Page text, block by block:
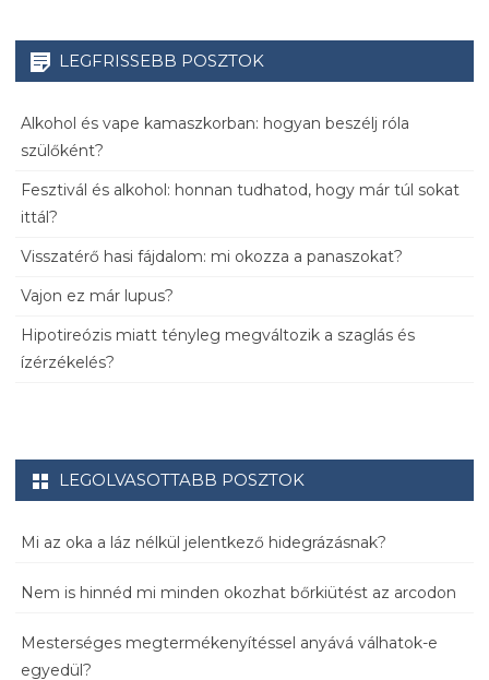
LEGFRISSEBB POSZTOK
Alkohol és vape kamaszkorban: hogyan beszélj róla
szülőként?
Fesztivál és alkohol: honnan tudhatod, hogy már túl sokat
ittál?
Visszatérő hasi fájdalom: mi okozza a panaszokat?
Vajon ez már lupus?
Hipotireózis miatt tényleg megváltozik a szaglás és
ízérzékelés?
LEGOLVASOTTABB POSZTOK
Mi az oka a láz nélkül jelentkező hidegrázásnak?
Nem is hinnéd mi minden okozhat bőrkiütést az arcodon
Mesterséges megtermékenyítéssel anyává válhatok-e
egyedül?